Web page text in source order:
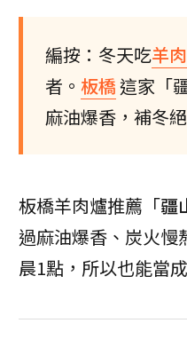
編按：冬天吃羊
者。 板橋 這家「
麻油爆香，補冬
板橋羊肉爐推薦「疆
過麻油爆香、炭火慢
晨1點，所以也能當